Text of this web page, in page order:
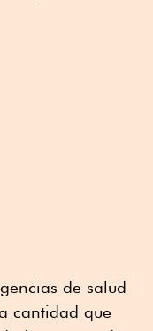
de salud
cantidad que